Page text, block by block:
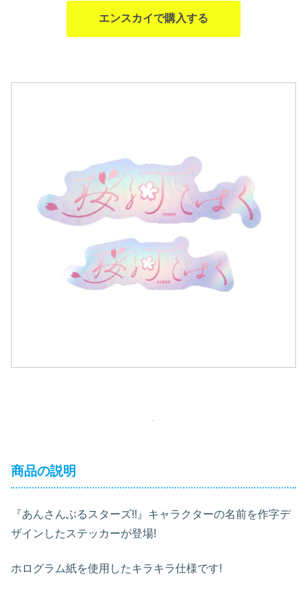
エンスカイで購入する
商品の説明
『あんさんぶるスターズ!!』キャラクターの名前を作字デ
ザインしたステッカーが登場!
ホログラム紙を使用したキラキラ仕様です!